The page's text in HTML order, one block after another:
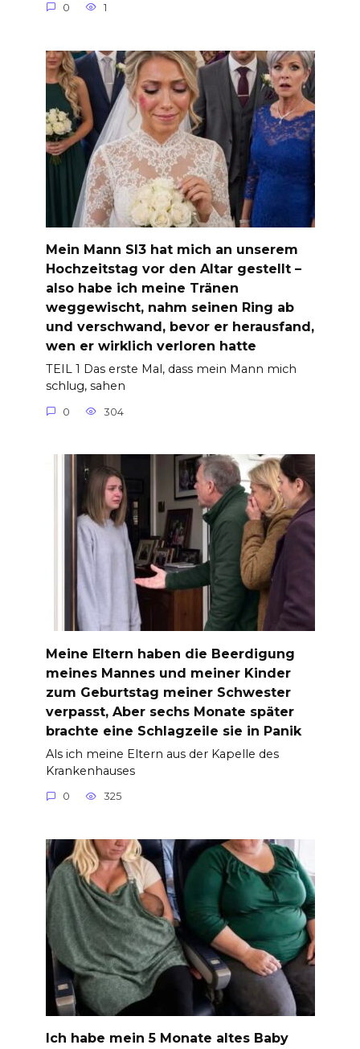
0 1
Mein Mann Sl3 hat mich an unserem
Hochzeitstag vor den Altar gestellt –
also habe ich meine Tränen
weggewischt, nahm seinen Ring ab
und verschwand, bevor er herausfand,
wen er wirklich verloren hatte
TEIL 1 Das erste Mal, dass mein Mann mich
schlug, sahen
0 304
Meine Eltern haben die Beerdigung
meines Mannes und meiner Kinder
zum Geburtstag meiner Schwester
verpasst, Aber sechs Monate später
brachte eine Schlagzeile sie in Panik
Als ich meine Eltern aus der Kapelle des
Krankenhauses
0 325
Ich habe mein 5 Monate altes Baby